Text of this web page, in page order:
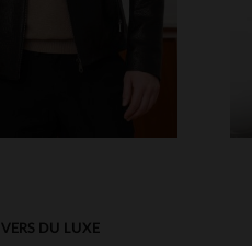
DU LUXE